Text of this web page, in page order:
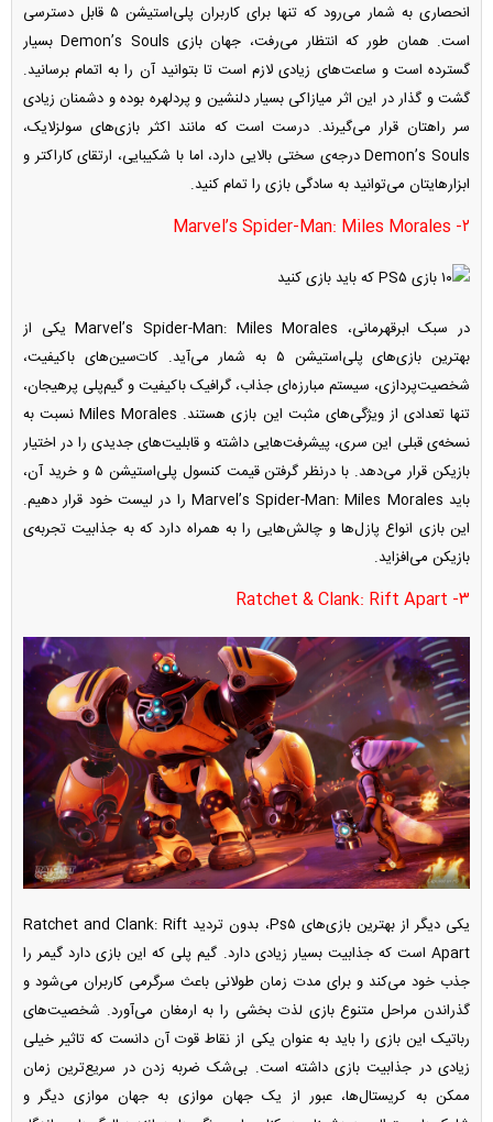
انحصاری به شمار می‌رود که تنها برای کاربران پلی‌استیشن ۵ قابل دسترسی
است. همان طور که انتظار می‌رفت، جهان بازی Demon’s Souls بسیار
گسترده است و ساعت‌های زیادی لازم است تا بتوانید آن را به اتمام برسانید.
گشت و گذار در این اثر میازاکی بسیار دلنشین و پردلهره بوده و دشمنان زیادی
سر راهتان قرار می‌گیرند. درست است که مانند اکثر بازی‌های سولزلایک،
Demon’s Souls درجه‌ی سختی بالایی دارد، اما با شکیبایی، ارتقای کاراکتر و
ابزارهایتان می‌توانید به سادگی بازی را تمام کنید.
۲- Marvel’s Spider-Man: Miles Morales
در سبک ابرقهرمانی، Marvel’s Spider-Man: Miles Morales یکی از
بهترین بازی‌های پلی‌استیشن ۵ به شمار می‌آید. کات‌سین‌های باکیفیت،
شخصیت‎‌پردازی، سیستم مبارزه‌ای جذاب، گرافیک باکیفیت و گیم‌پلی پرهیجان،
تنها تعدادی از ویژگی‌های مثبت این بازی هستند. Miles Morales نسبت به
نسخه‌ی قبلی این سری، پیشرفت‌هایی داشته و قابلیت‌های جدیدی را در اختیار
بازیکن قرار می‌دهد. با درنظر گرفتن قیمت کنسول پلی‌استیشن ۵ و خرید آن،
باید Marvel’s Spider-Man: Miles Morales را در لیست خود قرار دهیم.
این بازی انواع پازل‌ها و چالش‌هایی را به همراه دارد که به جذابیت تجربه‌ی
بازیکن می‌افزاید.
۳- Ratchet & Clank: Rift Apart
یکی دیگر از بهترین بازی‌های Ps۵، بدون تردید Ratchet and Clank: Rift
Apart است که جذابیت بسیار زیادی دارد. گیم پلی که این بازی دارد گیمر را
جذب خود می‌کند و برای مدت زمان طولانی باعث سرگرمی کاربران می‌شود و
گذراندن مراحل متنوع بازی لذت بخشی را به ارمغان می‌آورد. شخصیت‌های
رباتیک این بازی را باید به عنوان یکی از نقاط قوت آن دانست که تاثیر خیلی
زیادی در جذابیت بازی داشته است. بی‌شک ضربه زدن در سریع‌ترین زمان
ممکن به کریستال‌ها، عبور از یک جهان موازی به جهان موازی دیگر و